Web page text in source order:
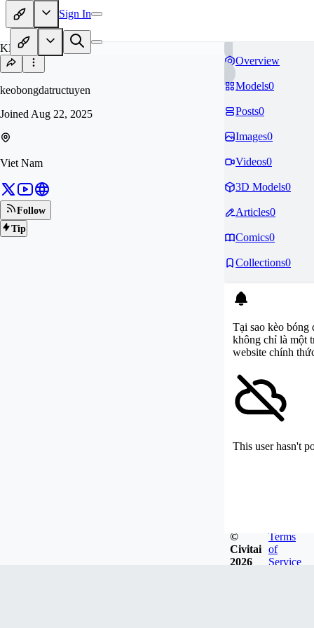
Sign In
KE
keobongdatructuyen
Joined Aug 22, 2025
Viet Nam
Follow
Tip
Overview
Models0
Posts0
Images0
Videos0
3D Models0
Articles0
Comics0
Collections0
Tại sao kèo bóng
không chỉ là một
website chính
This user hasn't
©
Civitai
2026
Terms
of
Service